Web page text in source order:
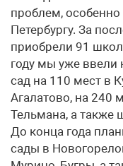
проблем,
Петербургу. За
приобрели 91
году мы уже ввели
сад на 110 мест в
Агалатово, на 240
Тельмана, а также
До конца года
сады в